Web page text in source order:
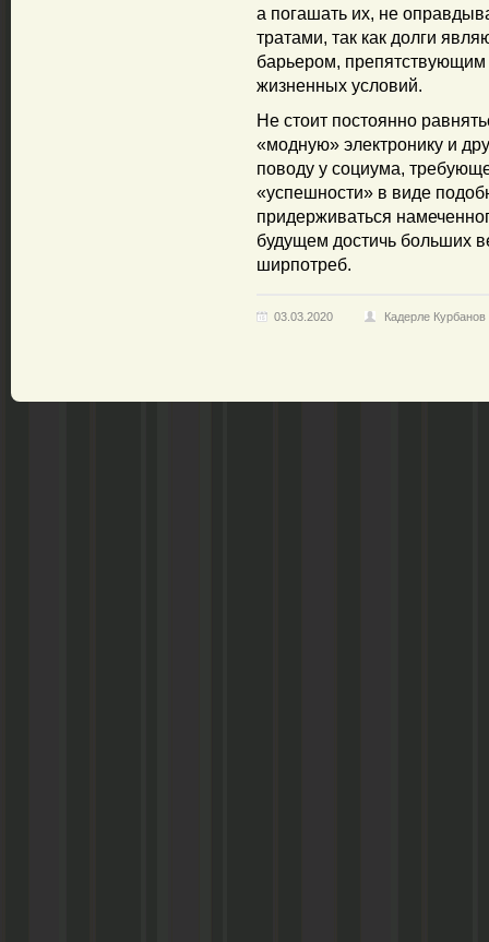
а погашать их, не
тратами, так как долги
барьером,
жизненных условий.
Не стоит постоянно
«модную» электронику и
поводу у социума,
«успешности» в виде
придерживаться
будущем достичь больших
ширпотреб.
03.03.2020 Кадерле Курбанов